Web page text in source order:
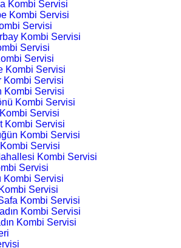
Kombi Servisi
Kombi Servisi
Servisi
Kombi Servisi
Servisi
Servisi
Kombi Servisi
Kombi Servisi
Kombi Servisi
Kombi Servisi
Servisi
Kombi Servisi
Kombi Servisi
Servisi
Kombi Servisi
Servisi
Kombi Servisi
Servisi
Kombi Servisi
Kombi Servisi
Kombi Servisi